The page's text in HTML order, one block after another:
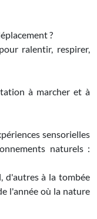
?
ralentir, respirer,
à marcher et à
sensorielles
naturels :
d'autres à la tombée
l'année où la nature